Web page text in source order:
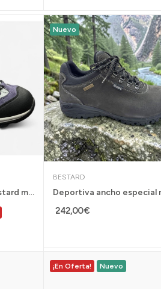
Zapatilla deportiva Bestard mujer Cami Lady...
Nuevo
BESTARD
242,00 €
¡En Oferta! Nuevo